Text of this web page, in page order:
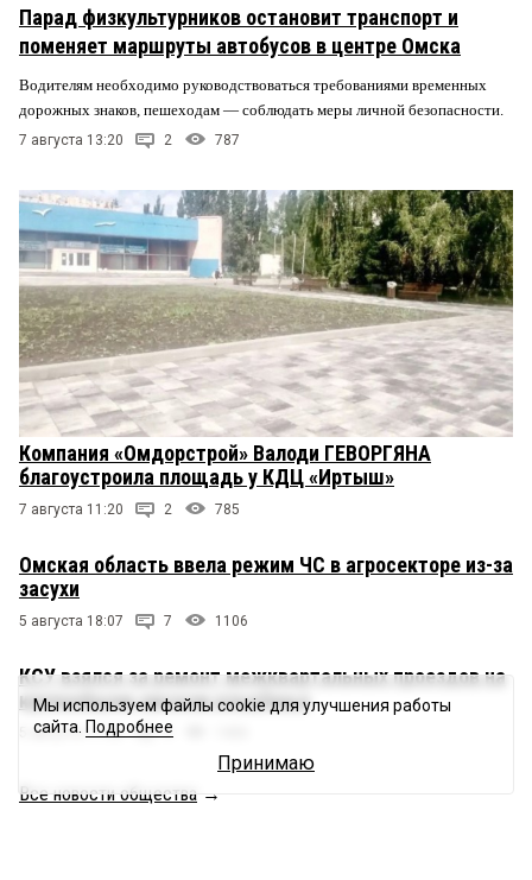
Парад физкультурников остановит транспорт и
поменяет маршруты автобусов в центре Омска
Водителям необходимо руководствоваться требованиями временных
дорожных знаков, пешеходам — соблюдать меры личной безопасности.
7 августа 13:20 2 787
Компания «Омдорстрой» Валоди ГЕВОРГЯНА
благоустроила площадь у КДЦ «Иртыш»
7 августа 11:20 2 785
Омская область ввела режим ЧС в агросекторе из-за
засухи
5 августа 18:07 7 1106
КСУ взялся за ремонт межквартальных проездов на
крупнейшем омском кладбище
5 августа 17:25 3
Все новости общества →
Мы используем файлы cookie для улучшения работы
сайта. Подробнее
Принимаю